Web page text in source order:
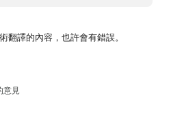
翻譯的內容，也許會有錯誤。
意見